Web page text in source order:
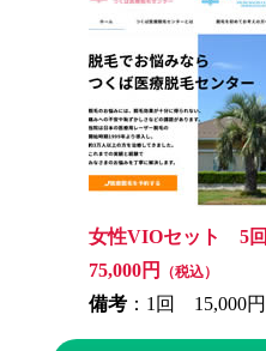
女性VIOセット 5回
75,000円
（税込）
備考 ：1回 15,000円